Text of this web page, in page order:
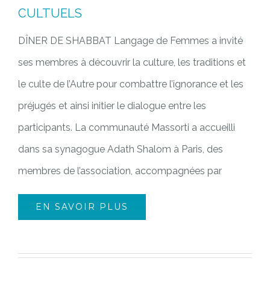
CULTUELS
DÎNER DE SHABBAT Langage de Femmes a invité
ses membres à découvrir la culture, les traditions et
le culte de l’Autre pour combattre l’ignorance et les
préjugés et ainsi initier le dialogue entre les
participants. La communauté Massorti a accueilli
dans sa synagogue Adath Shalom à Paris, des
membres de l’association, accompagnées par
EN SAVOIR PLUS